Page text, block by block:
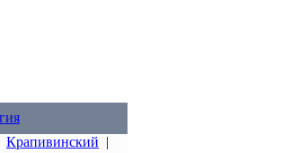
Крапивинский |